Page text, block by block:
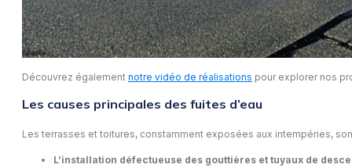
Découvrez également notre vidéo de réalisations pour explorer nos
Les causes principales des fuites d’eau
Les terrasses et toitures, constamment exposées aux intempéries,
L’installation défectueuse des gouttières et tuyaux de